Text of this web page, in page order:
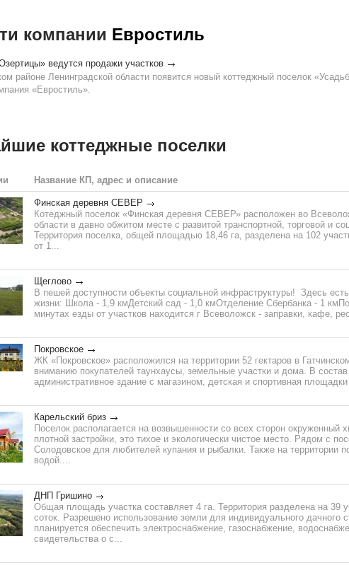
компании Евростиль
ведутся продажи участков
районе Ленинградской области появится новый коттеджный поселок
«Евростиль».
коттеджные поселки
Название КП, адрес и описание
Финская деревня СЕВЕР
Котеджный поселок «Финская деревня СЕВЕР» расположен во
области в давно обжитом месте с развитой транспортной, торговой и
Территория поселка, общей площадью 18,46 га, разделена на 102
от 1...
Щеглово
В пешей доступности объекты социальной инфраструктуры! Здесь
жизни: Школа - 1,9 кмДетский сад - 1,0 кмОтделение Сбербанка - 1
минутах езды от участков находится г Всеволожск - заправки, кафе,
Покровское
ЖК «Покровское» расположился на территории 52 гектаров в
вниманию покупателей таунхаусы, земельные участки и дома. В
административное здание с магазином, детская и спортивная площадки
Карельский бриз
Поселок располагается на возвышенности со всех сторон окруженный
плотной застройки, это тихое и экологически чистое место. Рядом с
Солодовское для любителей купания и рыбалки. Также на территории
водой....
ДНП Гришино
Общая площадь участка составляет 4 га. Территория разделена на 39
соток. Разрешено использование земли для индивидуального дачного
планируется обеспечить электроснабжение, газоснабжение,
свидетельства о с...